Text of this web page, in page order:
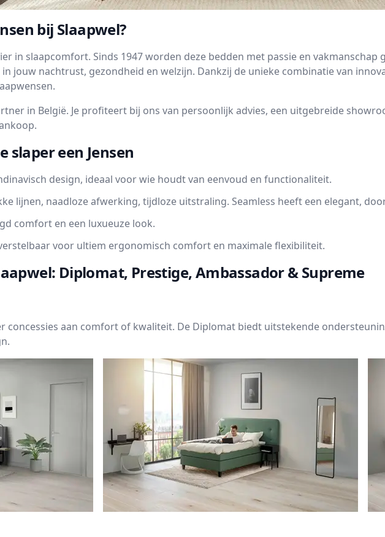
bij Slaapwel?
in slaapcomfort. Sinds 1947 worden deze bedden met passie en
jouw nachtrust, gezondheid en welzijn. Dankzij de unieke combinatie van
in België. Je profiteert bij ons van persoonlijk advies, een uitgebreide
slaper een Jensen
design, ideaal voor wie houdt van eenvoud en functionaliteit.
lijnen, naadloze afwerking, tijdloze uitstraling. Seamless heeft een elegant,
comfort en een luxueuze look.
voor ultiem ergonomisch comfort en maximale flexibiliteit.
Diplomat, Prestige, Ambassador & Supreme
concessies aan comfort of kwaliteit. De Diplomat biedt uitstekende